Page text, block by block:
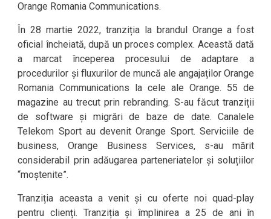
Orange Romania Communications.
În 28 martie 2022, tranziția la brandul Orange a fost
oficial încheiată, după un proces complex. Această dată
a marcat începerea procesului de adaptare a
procedurilor și fluxurilor de muncă ale angajaților Orange
Romania Communications la cele ale Orange. 55 de
magazine au trecut prin rebranding. S-au făcut tranziții
de software și migrări de baze de date. Canalele
Telekom Sport au devenit Orange Sport. Serviciile de
business, Orange Business Services, s-au mărit
considerabil prin adăugarea parteneriatelor și soluțiilor
“moștenite”.
Tranziția aceasta a venit și cu oferte noi quad-play
pentru clienți. Tranziția și împlinirea a 25 de ani în